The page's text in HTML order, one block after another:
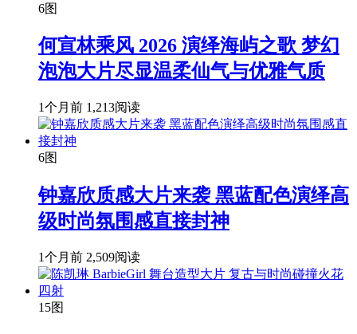
6图
何宣林乘风 2026 演绎海屿之歌 梦幻
泡泡大片尽显温柔仙气与优雅气质
1个月前 1,213阅读
6图
钟嘉欣质感大片来袭 黑蓝配色演绎高
级时尚氛围感直接封神
1个月前 2,509阅读
15图